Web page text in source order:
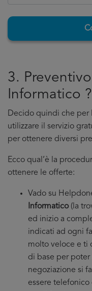
3.
Informatico
Decido quindi che per
utilizzare il servizio
per ottenere diversi
Ecco qual’è la
ottenere le offerte:
Vado su
Informatico (la
ed inizio a
indicati ad ogni
molto veloce e ti
di base per poter
negoziazione si
essere